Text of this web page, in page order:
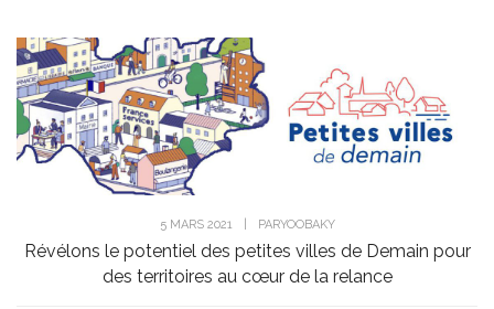
5 MARS 2021 PARYOOBAKY
Révélons le potentiel des petites villes de Demain pour
des territoires au cœur de la relance